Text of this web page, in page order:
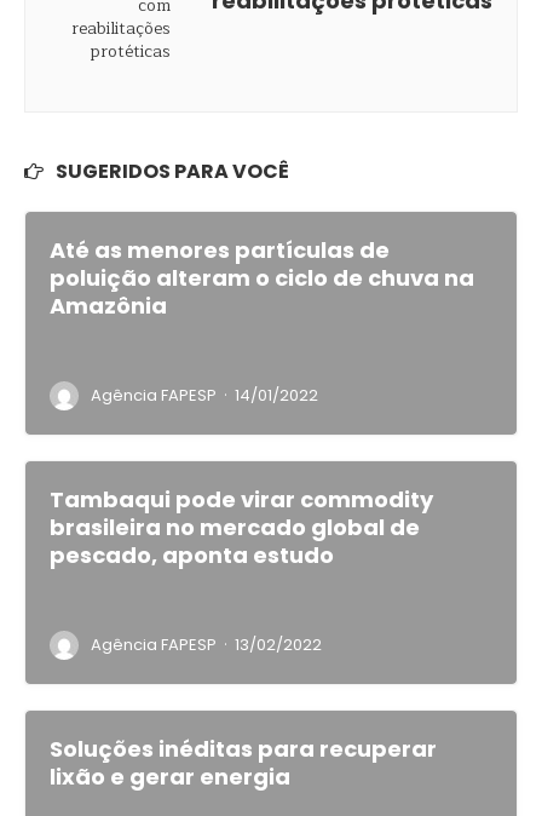
SUGERIDOS PARA VOCÊ
Até as menores partículas de
poluição alteram o ciclo de chuva na
Amazônia
Agência FAPESP · 14/01/2022
Tambaqui pode virar commodity
brasileira no mercado global de
pescado, aponta estudo
Agência FAPESP · 13/02/2022
Soluções inéditas para recuperar
lixão e gerar energia